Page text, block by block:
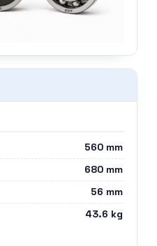
560 mm
680 mm
56 mm
43.6 kg